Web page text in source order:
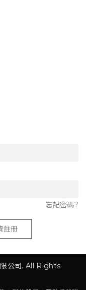
忘記密碼?
註冊
公司. All Rights